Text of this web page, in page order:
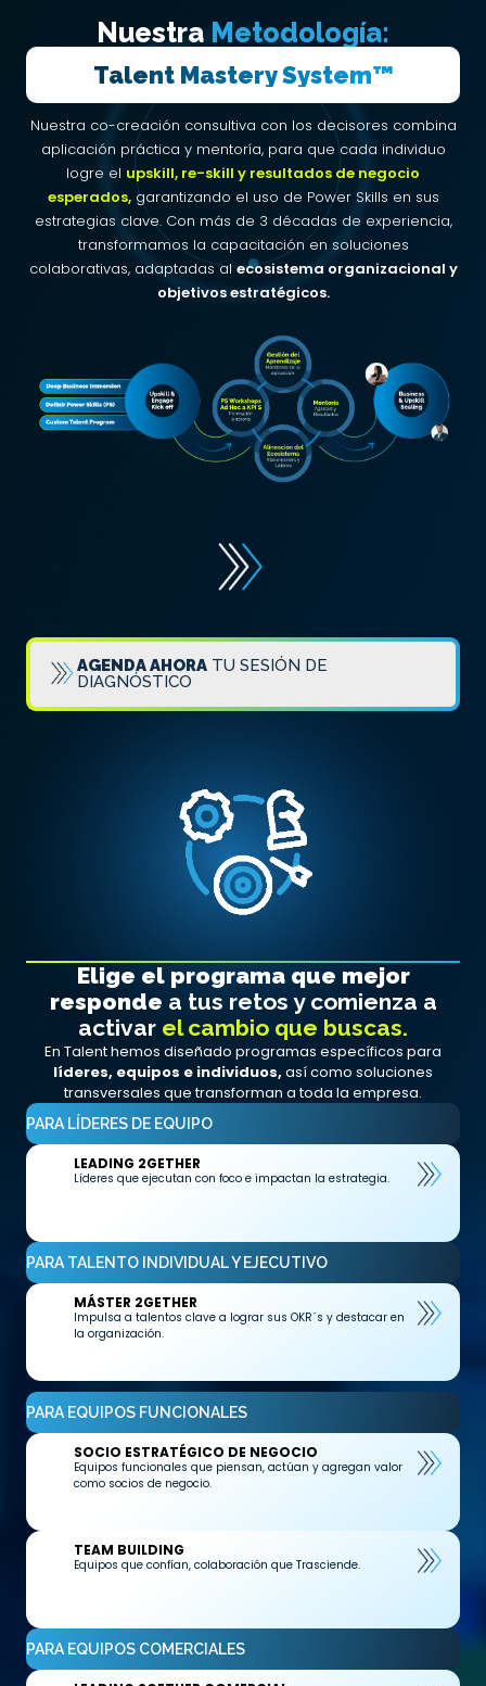
Nuestra Metodología:
Talent Mastery System™
Nuestra co-creación consultiva con los decisores combina
aplicación práctica y mentoría, para que cada individuo
logre el upskill, re-skill y resultados de negocio
esperados,garantizando el uso de Power Skills en sus
estrategias clave. Con más de 3 décadas de experiencia,
transformamos la capacitación en soluciones
colaborativas, adaptadas al ecosistema organizacional y
objetivos estratégicos.
AGENDA AHORA TU SESIÓN DE
DIAGNÓSTICO
Elige el programa que mejor
responde a tus retos y comienza a
activar el cambio que buscas.
En Talent hemos diseñado programas específicos para
líderes, equipos e individuos, así como soluciones
transversales que transforman a toda la empresa.
PARA LÍDERES DE EQUIPO
LEADING 2GETHER
Líderes que ejecutan con foco e impactan la estrategia.
PARA TALENTO INDIVIDUAL Y EJECUTIVO
MÁSTER 2GETHER
Impulsa a talentos clave a lograr sus OKR´s y destacar en
la organización.
PARA EQUIPOS FUNCIONALES
SOCIO ESTRATÉGICO DE NEGOCIO
Equipos funcionales que piensan, actúan y agregan valor
como socios de negocio.
TEAM BUILDING
Equipos que confían, colaboración que Trasciende.
PARA EQUIPOS COMERCIALES